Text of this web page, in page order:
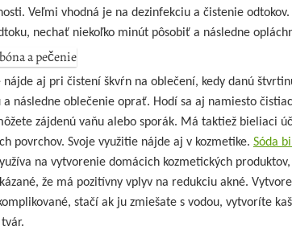
Veľmi vhodná je na dezinfekciu a čistenie
nechať niekoľko minút pôsobiť a následne
nájde aj pri čistení škvŕn na oblečení, kedy danú
a následne oblečenie oprať. Hodí sa aj namiesto
zájdenú vaňu alebo sporák. Má taktiež bieliaci
povrchov. Svoje využitie nájde aj v kozmetike. Sóda
na vytvorenie domácich kozmetických
že má pozitívny vplyv na redukciu akné.
stačí ak ju zmiešate s vodou, vytvoríte